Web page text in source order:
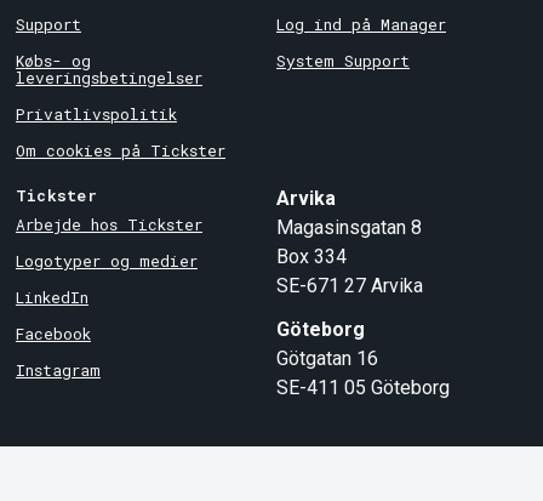
Support
Købs- og
leveringsbetingelser
Privatlivspolitik
Om cookies på Tickster
Log ind på Manager
System Support
Tickster
Arbejde hos Tickster
Logotyper og medier
LinkedIn
Facebook
Instagram
Arvika
Magasinsgatan 8
Box 334
SE-671 27 Arvika
Göteborg
Götgatan 16
SE-411 05 Göteborg